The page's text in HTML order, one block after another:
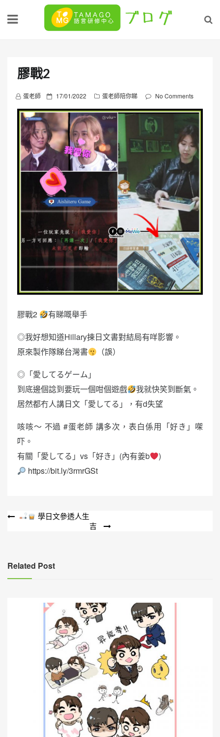
膠戰2
蛋老師
P
o
t
e
o
n
17/01/2022 蛋老師陪你睇 No Comments
膠戰2
有睇嘅舉手
◎我好想知道Hillary揀日文書對結局有咩影響。
原來製作隊睇台灣書
（誤）
◎「愛してるゲーム」
到底邊個諗到要玩一個咁個遊戲
我就快笑到斷氣。
居然都冇人講日文「愛してる」，有d失望
咳咳～ 不過 #蛋老師 講多次，表白係用「好き」㗎
吓。
有關「愛してる」vs「好き」(內有姜b
)
https://bit.ly/3rmrGSt
文
覽
學日文參透人生
吉
Related Post